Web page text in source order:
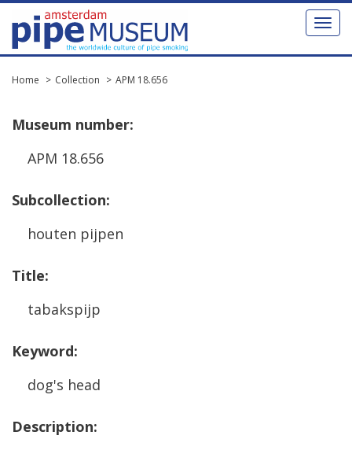
Toggle
Home Collection APM 18.656
Museum number:
APM 18.656
Subcollection:
houten pijpen
Title:
tabakspijp
Keyword:
dog's head
Description: